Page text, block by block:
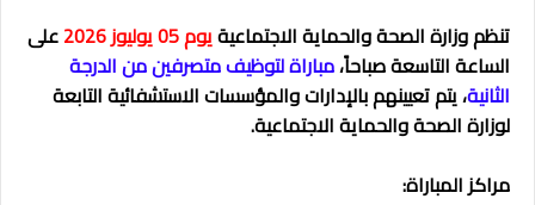
تنظم وزارة الصحة والحماية الاجتماعيةيوم 05 يوليوز 2026
على
الساعة التاسعة صباحاً،مباراة لتوظيف متصرفين من الدرجة
الثانية، يتم تعيينهم بالإدارات والمؤسسات الاستشفائية التابعة
لوزارة الصحة والحماية الاجتماعية.
مراكز المباراة: